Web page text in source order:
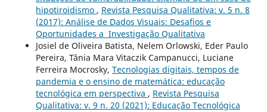
hipotiroidismo , Revista Pesquisa Qualitativa: v. 5 n. 8
(2017): Análise de Dados Visuais: Desafios e
Oportunidades a Investigação Qualitativa
Josiel de Oliveira Batista, Nelem Orlowski, Eder Paulo
Pereira, Tânia Mara Vitaczik Campanucci, Luciane
Ferreira Mocrosky, Tecnologias digitais, tempos de
pandemia e o ensino de matemática: educação
tecnológica em perspectiva , Revista Pesquisa
Qualitativa: v. 9 n. 20 (2021): Educação Tecnológica